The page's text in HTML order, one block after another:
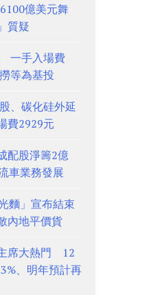
億美元舞
質疑
一手入場費
等為基投
、碳化硅外延
費2929元
配股淨籌2億
車業務發展
麵」宣布結束
內地平價貨
席大熱門 12
、明年預計再